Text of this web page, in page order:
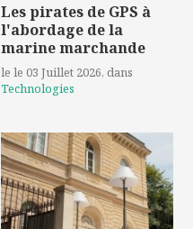
Les pirates de GPS à
l'abordage de la
marine marchande
le le 03 Juillet 2026, dans
Technologies